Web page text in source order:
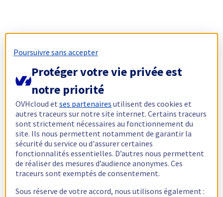
Poursuivre sans accepter
Protéger votre vie privée est
notre priorité
OVHcloud etses partenaires utilisent des cookies et
autres traceurs sur notre site internet. Certains traceurs
sont strictement nécessaires au fonctionnement du
site. Ils nous permettent notamment de garantir la
sécurité du service ou d'assurer certaines
fonctionnalités essentielles. D’autres nous permettent
de réaliser des mesures d’audience anonymes. Ces
traceurs sont exemptés de consentement.
Sous réserve de votre accord, nous utilisons également :